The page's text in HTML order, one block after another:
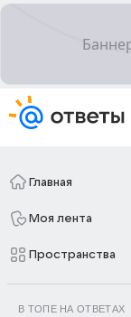
Главная
Моя лента
Пространства
В ТОПЕ НА ОТВЕТАХ